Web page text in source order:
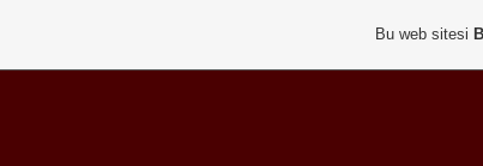
Bu web sitesi